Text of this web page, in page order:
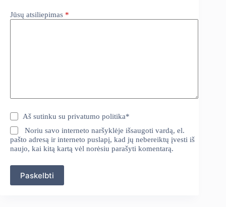
Jūsų atsiliepimas *
Aš sutinku suprivatumo politika*
Noriu savo interneto naršyklėje išsaugoti vardą, el.
pašto adresą ir interneto puslapį, kad jų nebereiktų įvesti iš
naujo, kai kitą kartą vėl norėsiu parašyti komentarą.
Paskelbti